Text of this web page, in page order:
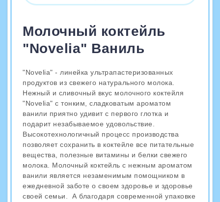
Молочный коктейль
"Novelia" Ваниль
"Novelia" - линейка ультрапастеризованных
продуктов из свежего натурального молока.
Нежный и сливочный вкус молочного коктейля
"Novelia" с тонким, сладковатым ароматом
ванили приятно удивит с первого глотка и
подарит незабываемое удовольствие.
Высокотехнологичный процесс производства
позволяет сохранить в коктейле все питательные
вещества, полезные витамины и белки свежего
молока. Молочный коктейль с нежным ароматом
ванили является незаменимым помощником в
ежедневной заботе о своем здоровье и здоровье
своей семьи. А благодаря современной упаковке